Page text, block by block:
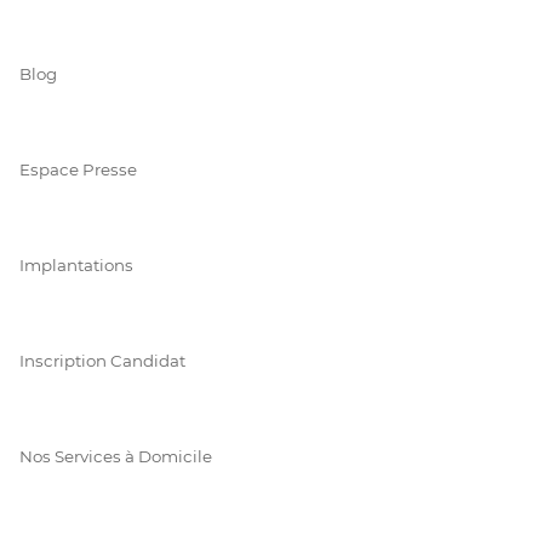
Blog
Espace Presse
Implantations
Inscription Candidat
Nos Services à Domicile